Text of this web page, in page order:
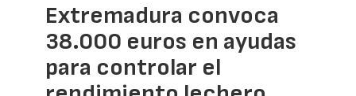
Extremadura convoca
38.000 euros en ayudas
para controlar el